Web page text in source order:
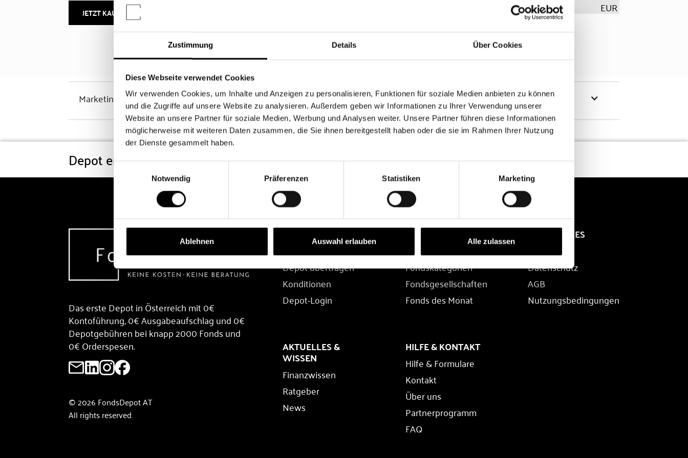
Zustimmung Details Über Cookies
Diese Webseite verwendet Cookies
Wir verwenden Cookies, um Inhalte und Anzeigen zu personalisieren, Funktionen für soziale Medien anbieten zu können
und die Zugriffe auf unsere Website zu analysieren. Außerdem geben wir Informationen zu Ihrer Verwendung unserer
Website an unsere Partner für soziale Medien, Werbung und Analysen weiter. Unsere Partner führen diese Informationen
möglicherweise mit weiteren Daten zusammen, die Sie ihnen bereitgestellt haben oder die sie im Rahmen Ihrer Nutzung
der Dienste gesammelt haben.
Einwilligungsauswahl
Notwendig
Präferenzen Statistiken Marketing
Ablehnen Auswahl erlauben Alle zulassen
JETZT KAUFEN EUR
Marketinghinweis Chancen & Risiken
Depot eröffnen Konditionen Fonds FAQ
Das erste Depot in Österreich mit 0€
Kontoführung, 0€ Ausgabeaufschlag und 0€
Depotgebühren bei knapp 2000 Fonds und
0€ Orderspesen.
© 2026 FondsDepot AT
All rights reserved.
DEPOT
Depot übertragen
Konditionen
Depot-Login
FONDS
Fondssuche
Fondskategorien
Fondsgesellschaften
Fonds des Monat
RECHTLICHES
Impressum
Datenschutz
AGB
Nutzungsbedingungen
AKTUELLES &
WISSEN
Finanzwissen
Ratgeber
News
HILFE & KONTAKT
Hilfe & Formulare
Kontakt
Über uns
Partnerprogramm
FAQ